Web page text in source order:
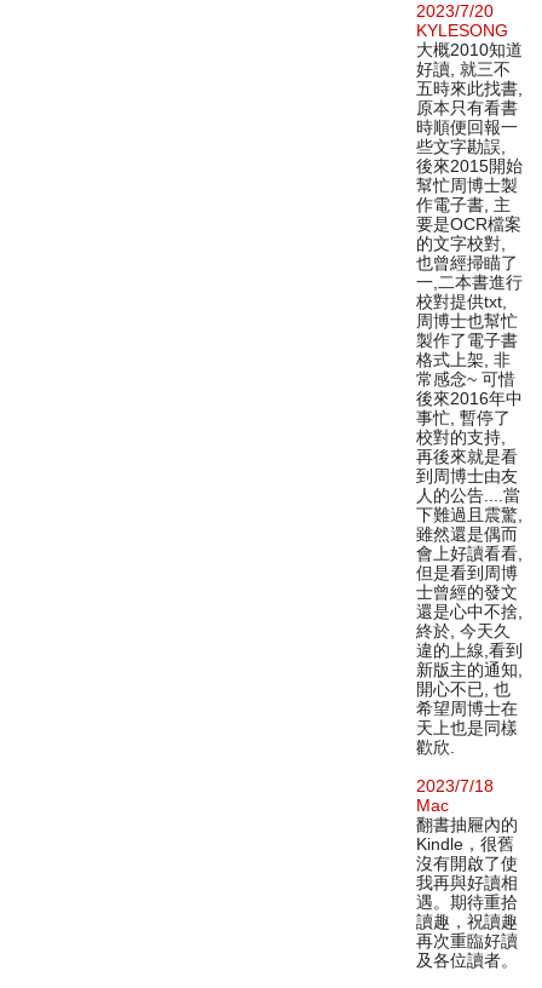
2023/7/20
KYLESONG
大概2010知道
好讀, 就三不
五時來此找書,
原本只有看書
時順便回報一
些文字勘誤,
後來2015開始
幫忙周博士製
作電子書, 主
要是OCR檔案
的文字校對,
也曾經掃瞄了
一,二本書進行
校對提供txt,
周博士也幫忙
製作了電子書
格式上架, 非
常感念~ 可惜
後來2016年中
事忙, 暫停了
校對的支持,
再後來就是看
到周博士由友
人的公告....當
下難過且震驚,
雖然還是偶而
會上好讀看看,
但是看到周博
士曾經的發文
還是心中不捨,
終於, 今天久
違的上線,看到
新版主的通知,
開心不已, 也
希望周博士在
天上也是同樣
歡欣.
2023/7/18
Mac
翻書抽屜內的
Kindle，很舊
沒有開啟了使
我再與好讀相
遇。期待重拾
讀趣，祝讀趣
再次重臨好讀
及各位讀者。